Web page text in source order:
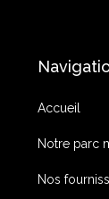
Accueil
Notre parc
Nos